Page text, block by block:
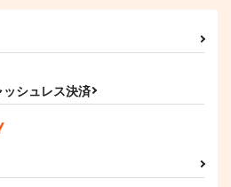
ラフィティ2
ー
寿郎×竈門炭治郎 煉獄杏寿郎×竈門炭治郎
ッシュレス決済